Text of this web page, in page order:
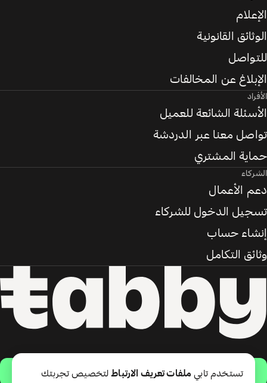
حمّل التطبيق
الإعلام
الوثائق القانونية
للتواصل
الإبلاغ عن المخالفات
الأفراد
الأسئلة الشائعة للعميل
تواصل معنا عبر الدردشة
حماية المشتري
الشركاء
دعم الأعمال
تسجيل الدخول للشركاء
إنشاء حساب
وثائق التكامل
تستخدم تابي ملفات تعريف الارتباطلتخصيص تجربتك